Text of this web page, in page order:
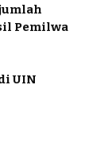
Pemilwa
UIN